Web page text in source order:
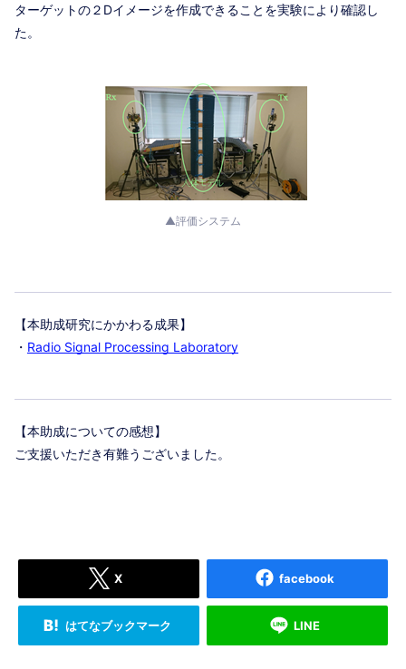
ターゲットの２Dイメージを作成できることを実験により確認し
た。
▲評価システム
【本助成研究にかかわる成果】
・ Radio Signal Processing Laboratory
【本助成についての感想】
ご支援いただき有難うございました。
X facebook
はてなブックマーク LINE